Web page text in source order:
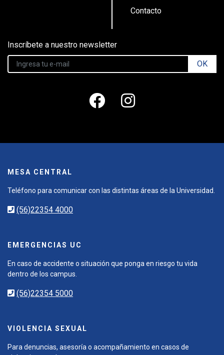
Contacto
Inscríbete a nuestro newsletter
OK
MESA CENTRAL
Teléfono para comunicar con las distintas áreas de la Universidad.
(56)22354 4000
EMERGENCIAS UC
En caso de accidente o situación que ponga en riesgo tu vida
dentro de los campus.
(56)22354 5000
VIOLENCIA SEXUAL
Para denuncias, asesoría o acompañamiento en casos de